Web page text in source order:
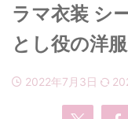
多部未華子
広瀬すず
あのクズ
ラマ衣装 シ
とし役の洋
2022年7月3日